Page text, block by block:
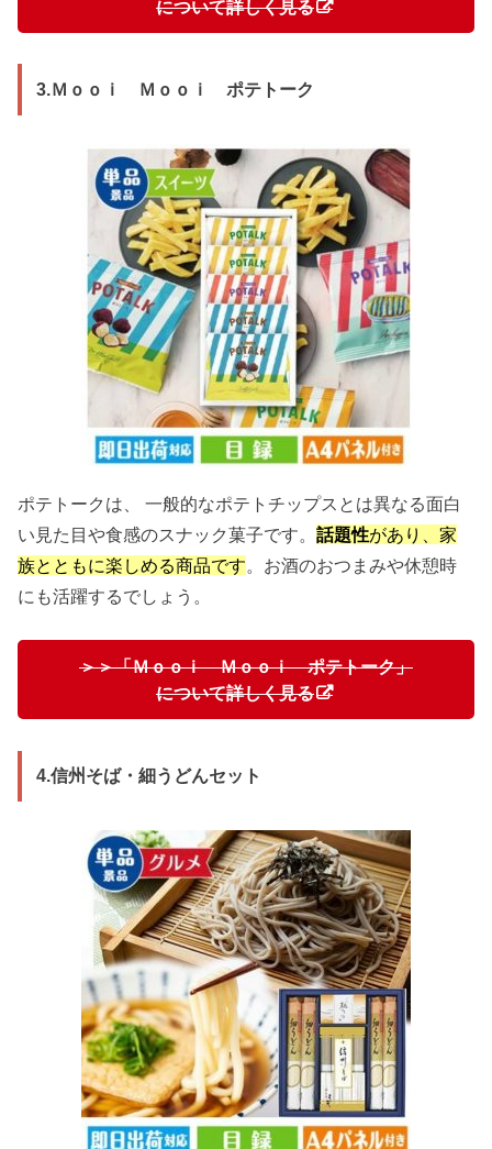
について詳しく見る
3.Ｍｏｏｉ Ｍｏｏｉ ポテトーク
ポテトークは、 一般的なポテトチップスとは異なる面白
い見た目や食感のスナック菓子です。話題性があり、家
族とともに楽しめる商品です。お酒のおつまみや休憩時
にも活躍するでしょう。
＞＞「Ｍｏｏｉ Ｍｏｏｉ ポテトーク」
について詳しく見る
4.信州そば・細うどんセット